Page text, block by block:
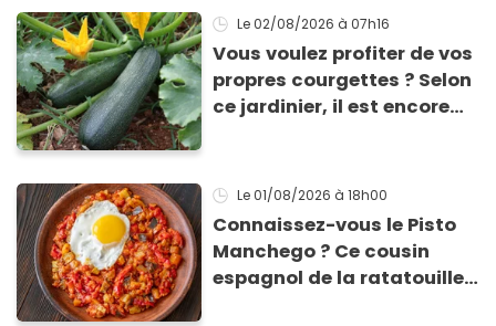
est une merveille de
fraîcheur !
Le 02/08/2026 à 07h16
Vous voulez profiter de vos
propres courgettes ? Selon
ce jardinier, il est encore
l’été !
Le 01/08/2026 à 18h00
Connaissez-vous le Pisto
Manchego ? Ce cousin
espagnol de la ratatouille